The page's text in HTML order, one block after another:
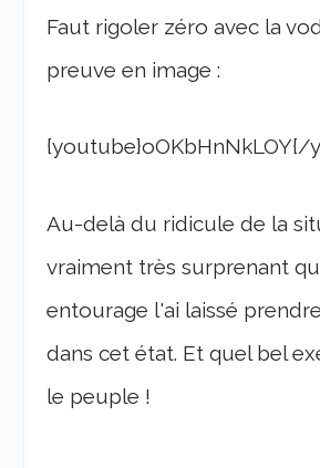
Faut rigoler zéro avec la
preuve en image :
{youtube}oOKbHnNkLOY{/
Au-delà du ridicule de la
vraiment très surprenant
entourage l'ai laissé
dans cet état. Et quel bel
le peuple !